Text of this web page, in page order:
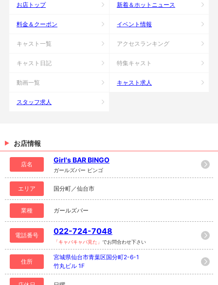
お店トップ 新着＆ホットニュース
料金＆クーポン イベント情報
キャスト一覧 アクセスランキング
キャスト日記 特集キャスト
動画一覧 キャスト求人
スタッフ求人
お店情報
店名
Girl's BAR BINGO
ガールズバー ビンゴ
エリア 国分町／仙台市
業種 ガールズバー
電話番号 022-724-7048
「キャバキャバ見た」 でお問合わせ下さい
住所
宮城県仙台市青葉区国分町2-6-1
竹丸ビル 1F